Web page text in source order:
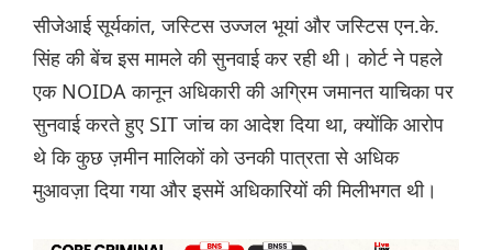
सीजेआई सूर्यकांत, जस्टिस उज्जल भूयां और जस्टिस एन.के.
सिंह की बेंच इस मामले की सुनवाई कर रही थी। कोर्ट ने पहले
एक NOIDA कानून अधिकारी की अग्रिम जमानत याचिका पर
सुनवाई करते हुए SIT जांच का आदेश दिया था, क्योंकि आरोप
थे कि कुछ ज़मीन मालिकों को उनकी पात्रता से अधिक
मुआवज़ा दिया गया और इसमें अधिकारियों की मिलीभगत थी।